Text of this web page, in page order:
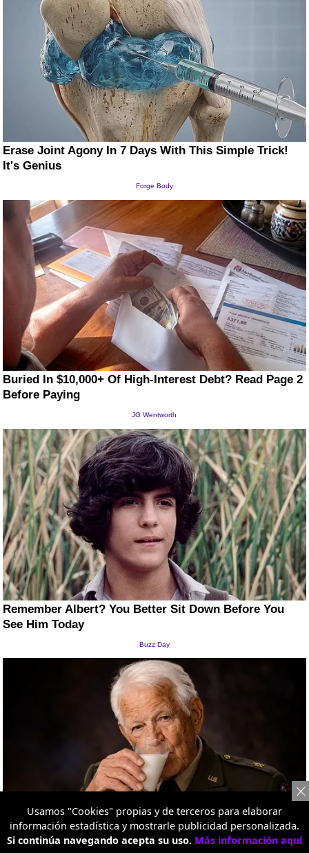
Usamos "Cookies" propias y de terceros para elaborar
información estadística y mostrarle publicidad personalizada.
Si continúa navegando acepta su uso. Más información aquí